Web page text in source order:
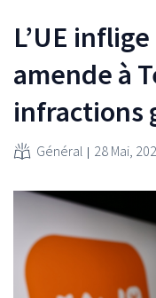
L’UE
amende à
infractions
Général 28 Mai,